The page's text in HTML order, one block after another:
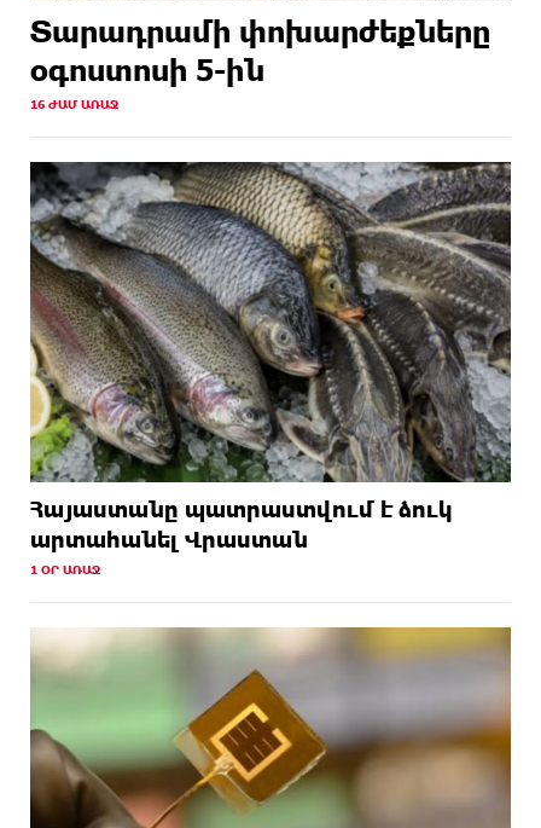
Տարադրամի փոխարժեքները
օգոստոսի 5-ին
16 ԺԱՄ ԱՌԱՋ
Հայաստանը պատրաստվում է ձուկ
արտահանել Վրաստան
1 ՕՐ ԱՌԱՋ